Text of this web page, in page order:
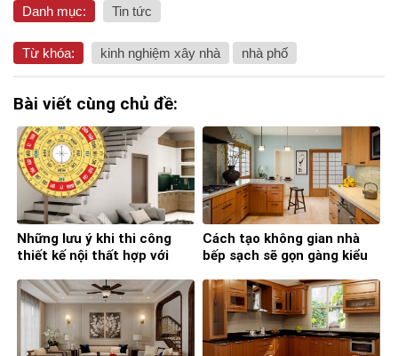
Danh mục: Tin tức
Từ khóa: kinh nghiệm xây nhà nhà phố
Bài viết cùng chủ đề:
Những lưu ý khi thi công
thiết kế nội thất hợp với
Cách tạo không gian nhà
bếp sạch sẽ gọn gàng kiểu